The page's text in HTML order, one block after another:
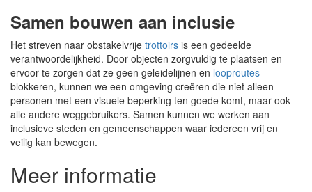
Samen bouwen aan inclusie
Het streven naar obstakelvrije trottoirs is een gedeelde
verantwoordelijkheid. Door objecten zorgvuldig te plaatsen en
ervoor te zorgen dat ze geen geleidelijnen en looproutes
blokkeren, kunnen we een omgeving creëren die niet alleen
personen met een visuele beperking ten goede komt, maar ook
alle andere weggebruikers. Samen kunnen we werken aan
inclusieve steden en gemeenschappen waar iedereen vrij en
veilig kan bewegen.
Meer informatie